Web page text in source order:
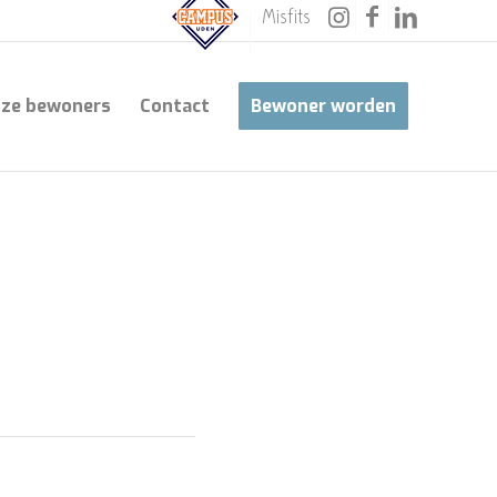
Misfits
bewoners Contact Bewoner worden